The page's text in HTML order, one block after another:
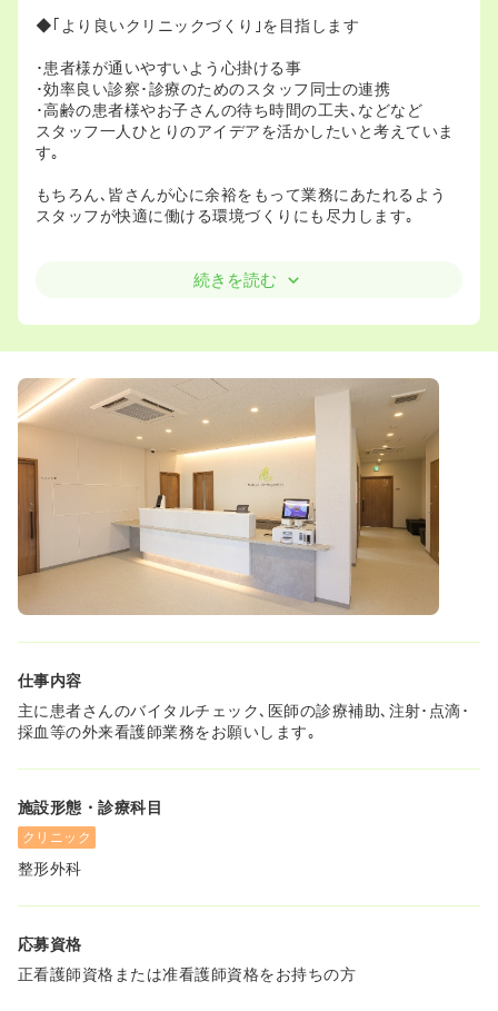
◆｢より良いクリニックづくり｣を目指します
･患者様が通いやすいよう心掛ける事
･効率良い診察･診療のためのスタッフ同士の連携
･高齢の患者様やお子さんの待ち時間の工夫､などなど
スタッフ一人ひとりのアイデアを活かしたいと考えていま
す｡
もちろん､皆さんが心に余裕をもって業務にあたれるよう
スタッフが快適に働ける環境づくりにも尽力します｡
◆長く愛されるクリニックであるために
整形外科での治療･診療は
施術を受けていただくこともあります｡
患者様とは｢長いお付き合い｣になることもあるため
寄り添い､励まし続けることも私たちの重要な仕事となりま
そのため､当院で働くスタッフのみなさんには
家族のように親身で思いやりある対応をお願いします｡
｢治療はツラいけど､あなたに会いに来たよ｣
いつか患者様にそんな言葉をかけていただけるような
｢愛されるクリニック｣を目指します｡
◆スタッフの働きやすさも重視します
日･祝日の休みに加え､土･木曜の午後もお休み｡
長期休暇もあるためプライベートの時間も大切に､
ONとOFFを切り替えながら働ける環境です｡
さらにお昼の休憩時間は自宅での食事や家事の続きなど
家庭と両立しながら働く事ができます｡
またパートの方は勤務時間･日数の相談が可能｡
｢午前のみ｣や｢午後のみ｣の勤務も可能ですので
｢子どもが学校から帰ってくるまで｣
｢家事をすべて終えてから出勤｣など
無理なく長く働いていただけるよう
まずはあなたの希望の働き方をご相談くださいね｡
続きを読む
仕事内容
主に患者さんのバイタルチェック､医師の診療補助､注射･点滴･
採血等の外来看護師業務をお願いします｡
施設形態・診療科目
クリニック
整形外科
応募資格
正看護師資格または准看護師資格をお持ちの方